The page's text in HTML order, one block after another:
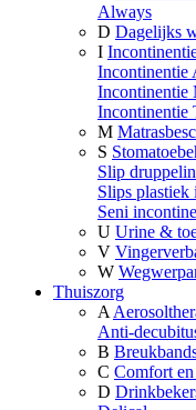
Always
D Dagelijks
I
Incontinentie
Incontinentie
Incontinentie
M
S
Slip
Slips plastiek
Seni
U Urine &
V
W
Thuiszorg
A
Anti-
B
C Comfort
D